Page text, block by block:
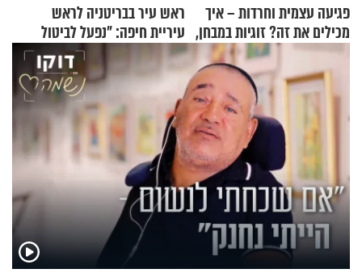
פגיעה עצמית וחרדות – איך
מכילים את זה? זוגיות במבחן,
הפעם עם יהודית ואלתר כהן
ראש עיר בבריטניה לראש
עיריית חיפה: ״נפעל לביטול
ברית הערים התאומות״